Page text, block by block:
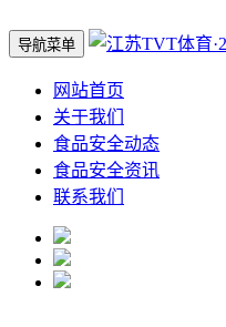
导航菜单
网站首页
关于我们
食品安全动态
食品安全资讯
联系我们